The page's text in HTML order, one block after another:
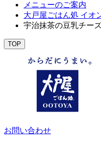
メニューのご案内
大戸屋ごはん処 イオ
宇治抹茶の豆乳チー
TOP
お問い合わせ